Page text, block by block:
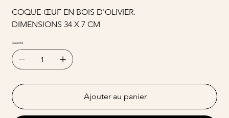
COQUE-ŒUF EN BOIS D'OLIVIER.
DIMENSIONS 34 X 7 CM
Quantité
Ajouter au panier